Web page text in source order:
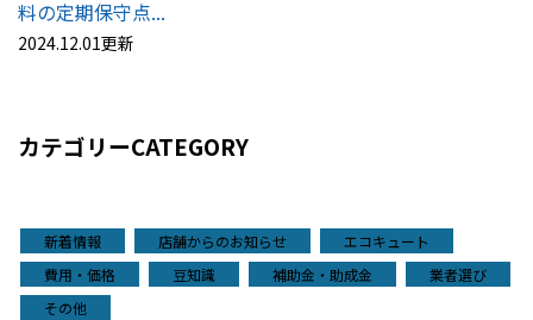
料の定期保守点...
2024.12.01更新
カテゴリーCATEGORY
新着情報 店舗からのお知らせ
エコキュート
費用・価格
豆知識 補助金・助成金
業者選び
その他